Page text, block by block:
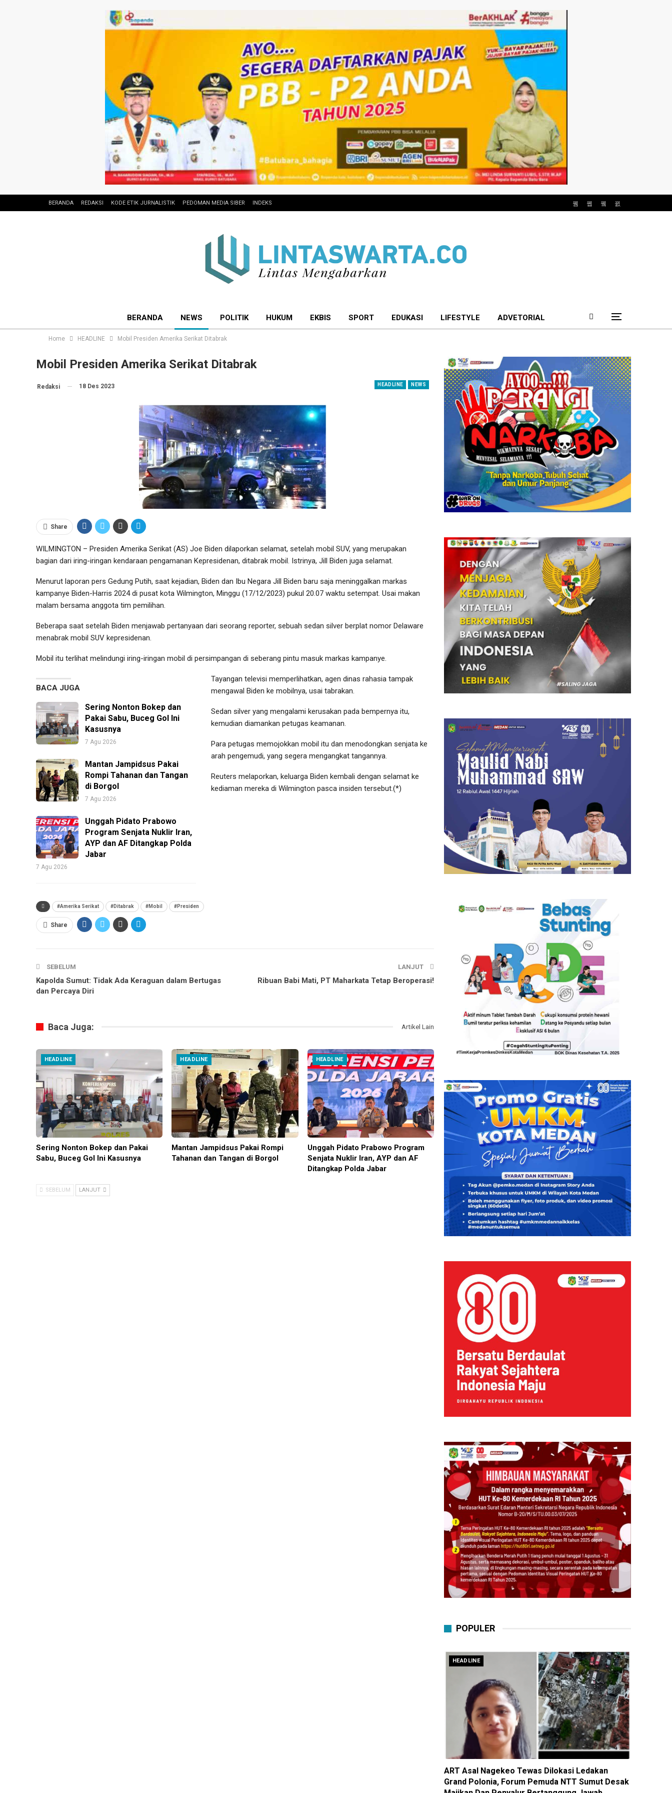
BERANDA REDAKSI KODE ETIK JURNALISTIK PEDOMAN MEDIA SIBER INDEKS
BERANDA NEWS POLITIK HUKUM EKBIS SPORT EDUKASI LIFESTYLE ADVETORIAL
Home HEADLINE Mobil Presiden Amerika Serikat Ditabrak
Mobil Presiden Amerika Serikat Ditabrak
HEADLINE NEWS
Redaksi 18 Des 2023
Share
WILMINGTON – Presiden Amerika Serikat (AS) Joe Biden dilaporkan selamat, setelah mobil SUV, yang merupakan
bagian dari iring-iringan kendaraan pengamanan Kepresidenan, ditabrak mobil. Istrinya, Jill Biden juga selamat.
Menurut laporan pers Gedung Putih, saat kejadian, Biden dan Ibu Negara Jill Biden baru saja meninggalkan markas
kampanye Biden-Harris 2024 di pusat kota Wilmington, Minggu (17/12/2023) pukul 20.07 waktu setempat. Usai makan
malam bersama anggota tim pemilihan.
Beberapa saat setelah Biden menjawab pertanyaan dari seorang reporter, sebuah sedan silver berplat nomor Delaware
menabrak mobil SUV kepresidenan.
Mobil itu terlihat melindungi iring-iringan mobil di persimpangan di seberang pintu masuk markas kampanye.
BACA JUGA
Sering Nonton Bokep dan
Pakai Sabu, Buceg Gol Ini
Kasusnya
7 Agu 2026
Mantan Jampidsus Pakai
Rompi Tahanan dan Tangan
di Borgol
7 Agu 2026
Unggah Pidato Prabowo
Program Senjata Nuklir Iran,
AYP dan AF Ditangkap Polda
Jabar
7 Agu 2026
Tayangan televisi memperlihatkan, agen dinas rahasia tampak
mengawal Biden ke mobilnya, usai tabrakan.
Sedan silver yang mengalami kerusakan pada bempernya itu,
kemudian diamankan petugas keamanan.
Para petugas memojokkan mobil itu dan menodongkan senjata ke
arah pengemudi, yang segera mengangkat tangannya.
Reuters melaporkan, keluarga Biden kembali dengan selamat ke
kediaman mereka di Wilmington pasca insiden tersebut.(*)
#Amerika Serikat #Ditabrak #Mobil #Presiden
Share
SEBELUM
Kapolda Sumut: Tidak Ada Keraguan dalam Bertugas
dan Percaya Diri
LANJUT
Ribuan Babi Mati, PT Maharkata Tetap Beroperasi!
Baca Juga: Artikel Lain
HEADLINE
Sering Nonton Bokep dan Pakai
Sabu, Buceg Gol Ini Kasusnya
HEADLINE
Mantan Jampidsus Pakai Rompi
Tahanan dan Tangan di Borgol
HEADLINE
Unggah Pidato Prabowo Program
Senjata Nuklir Iran, AYP dan AF
Ditangkap Polda Jabar
SEBELUM LANJUT
POPULER
HEADLINE
ART Asal Nagekeo Tewas Dilokasi Ledakan
Grand Polonia, Forum Pemuda NTT Sumut Desak